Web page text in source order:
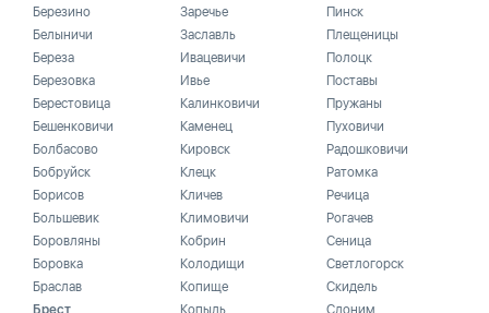
Березино
Белыничи
Береза
Березовка
Берестовица
Бешенковичи
Болбасово
Бобруйск
Борисов
Большевик
Боровляны
Боровка
Браслав
Брест
Заречье
Заславль
Ивацевичи
Ивье
Калинковичи
Каменец
Кировск
Клецк
Кличев
Климовичи
Кобрин
Колодищи
Копище
Копыль
Пинск
Плещеницы
Полоцк
Поставы
Пружаны
Пуховичи
Радошковичи
Ратомка
Речица
Рогачев
Сеница
Светлогорск
Скидель
Слоним